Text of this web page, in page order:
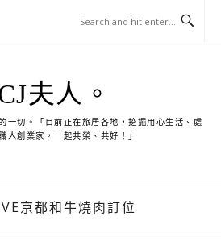
夫人。
一切。「目前正在旅居各地，挖掘用心生活、處
人創業家，一起共榮、共好！」
京都和牛燒肉訂位